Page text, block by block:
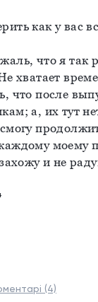
как у вас
что я так
хватает
что после
а, их тут
моему
и не
(4)